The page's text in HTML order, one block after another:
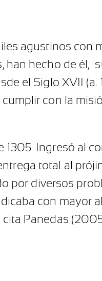
agustinos con
hecho de él,
el Siglo XVII (a.
con la
Ingresó al
total al
por diversos
con mayor
Panedas